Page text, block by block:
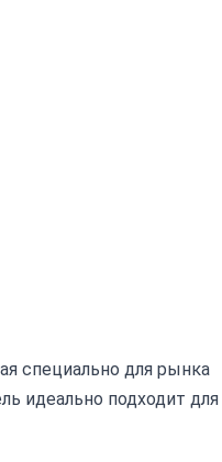
специально для рынка
идеально подходит для